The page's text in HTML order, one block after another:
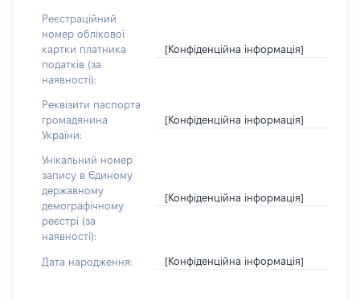
Реєстраційний
номер облікової
картки платника
податків (за
наявності):
[Конфіденційна інформація]
Реквізити паспорта
громадянина
України:
[Конфіденційна інформація]
Унікальний номер
запису в Єдиному
державному
демографічному
реєстрі (за
наявності):
[Конфіденційна інформація]
Дата народження: [Конфіденційна інформація]